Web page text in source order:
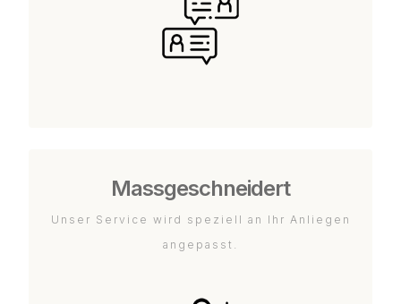
Massgeschneidert
Unser Service wird speziell an Ihr Anliegen
angepasst.